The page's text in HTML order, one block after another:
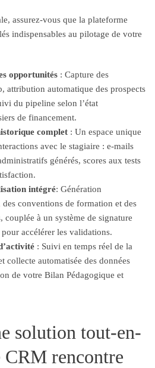
assurez-vous que la plateforme
indispensables au pilotage de votre
opportunités : Capture des
attribution automatique des prospects
du pipeline selon l’état
de financement.
complet : Un espace unique
avec le stagiaire : e-mails
générés, scores aux tests
intégré: Génération
conventions de formation et des
couplée à un système de signature
accélérer les validations.
: Suivi en temps réel de la
collecte automatisée des données
de votre Bilan Pédagogique et
solution tout-en-
rencontre